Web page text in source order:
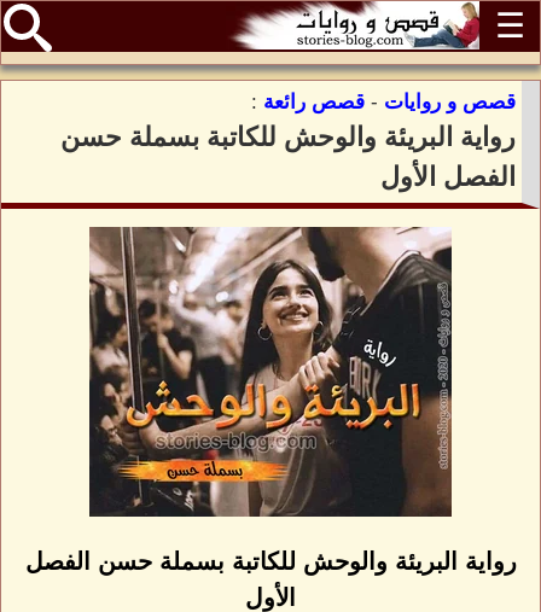
☰
قصص و روايات - قصص رائعة :
رواية البريئة والوحش للكاتبة بسملة حسن
الفصل الأول
رواية البريئة والوحش للكاتبة بسملة حسن الفصل
الأول